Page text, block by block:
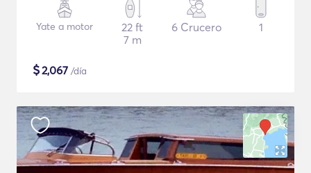
Yate a motor
22 ft
7 m
6 Crucero 1
$2,067 /día